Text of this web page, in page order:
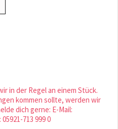
in der Regel an einem Stück.
kommen sollte, werden wir
dich gerne: E-Mail:
713 999 0